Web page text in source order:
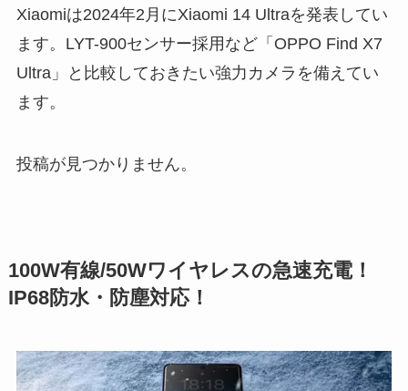
Xiaomiは2024年2月にXiaomi 14 Ultraを発表してい
ます。LYT-900センサー採用など「OPPO Find X7
Ultra」と比較しておきたい強力カメラを備えてい
ます。
投稿が見つかりません。
100W有線/50Wワイヤレスの急速充電！
IP68防水・防塵対応！